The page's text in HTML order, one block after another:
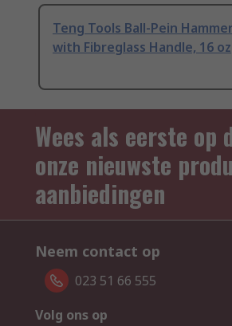
Teng Tools Ball-Pein
with Fibreglass Handle, 16 oz
Wees als eerste op
onze nieuwste
aanbiedingen
Neem contact op
023 51 66 555
Volg ons op